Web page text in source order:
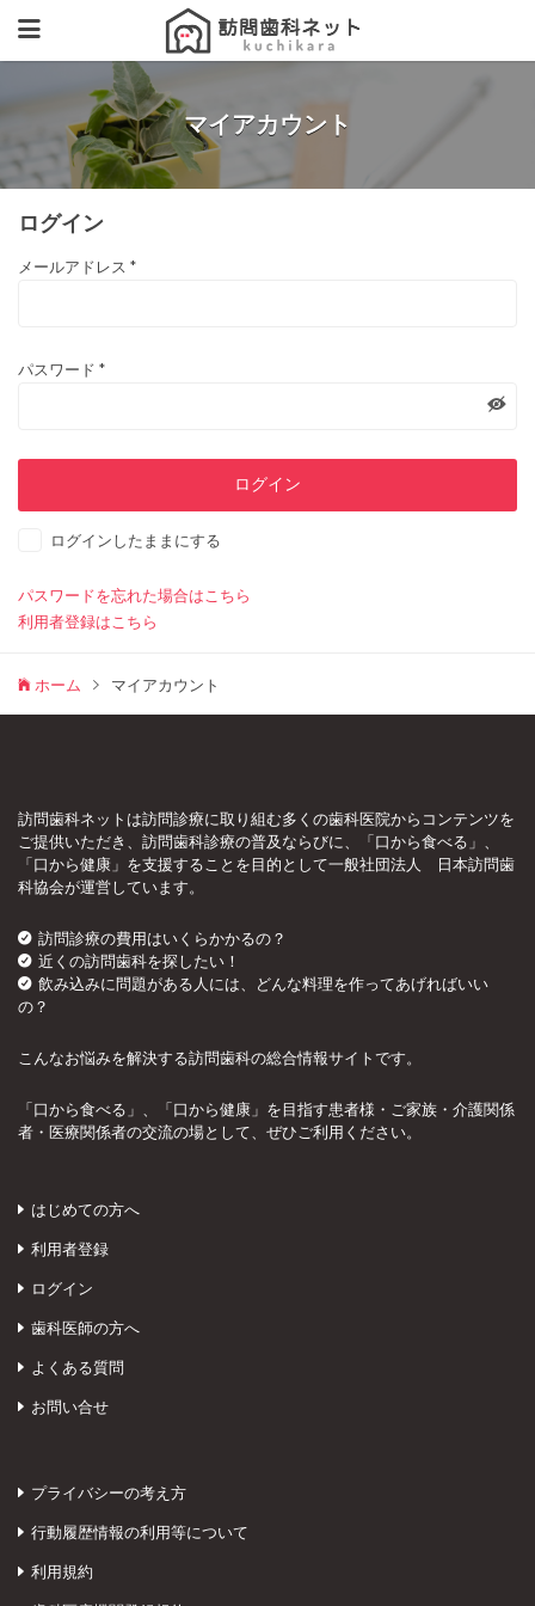
マイアカウント
ログイン
メールアドレス *
パスワード *
ログインしたままにする
パスワードを忘れた場合はこちら
利用者登録はこちら
ホーム マイアカウント
訪問歯科ネットは訪問診療に取り組む多くの歯科医院からコンテンツを
ご提供いただき、訪問歯科診療の普及ならびに、「口から食べる」、
「口から健康」を支援することを目的として一般社団法人 日本訪問歯
科協会が運営しています。
訪問診療の費用はいくらかかるの？
近くの訪問歯科を探したい！
飲み込みに問題がある人には、どんな料理を作ってあげればいい
の？
こんなお悩みを解決する訪問歯科の総合情報サイトです。
「口から食べる」、「口から健康」を目指す患者様・ご家族・介護関係
者・医療関係者の交流の場として、ぜひご利用ください。
はじめての方へ
利用者登録
ログイン
歯科医師の方へ
よくある質問
お問い合せ
プライバシーの考え方
行動履歴情報の利用等について
利用規約